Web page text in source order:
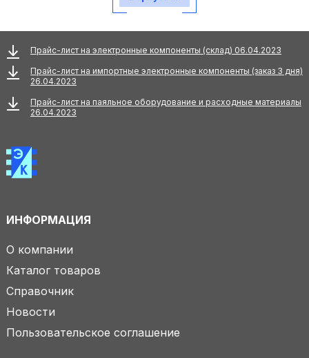
Прайс-лист на электронные компоненты (склад) 06.04.2023
Прайс-лист на импортные электронные компоненты (заказ 3 дня)
26.04.2023
Прайс-лист на паяльное оборудование и расходные материалы
26.04.2023
ИНФОРМАЦИЯ
О компании
Каталог товаров
Справочник
Новости
Пользовательское соглашение